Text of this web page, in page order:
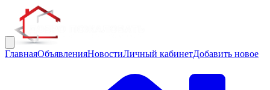
ГлавнаяОбъявленияНовостиЛичный кабинетДобавить новое